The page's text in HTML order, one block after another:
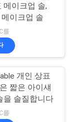
89
메이크업 솔,
이크업 솔
를
개인 상표
짧은 아이섀
을 솔질합니다
를